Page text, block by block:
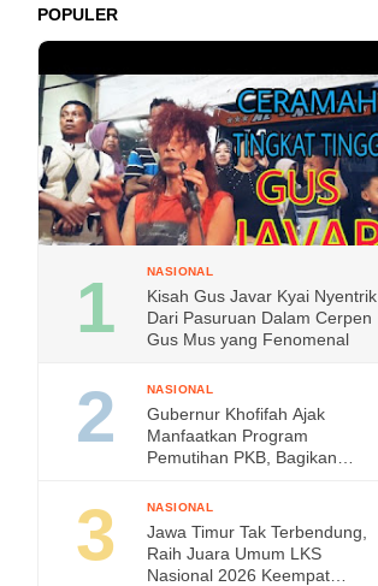
POPULER
NASIONAL
Kisah Gus Javar Kyai Nyentrik
Dari Pasuruan Dalam Cerpen
Gus Mus yang Fenomenal
NASIONAL
Gubernur Khofifah Ajak
Manfaatkan Program
Pemutihan PKB, Bagikan
dan Sembako kepada Ojol
Malang
NASIONAL
Jawa Timur Tak Terbendung,
Raih Juara Umum LKS
Nasional 2026 Keempat